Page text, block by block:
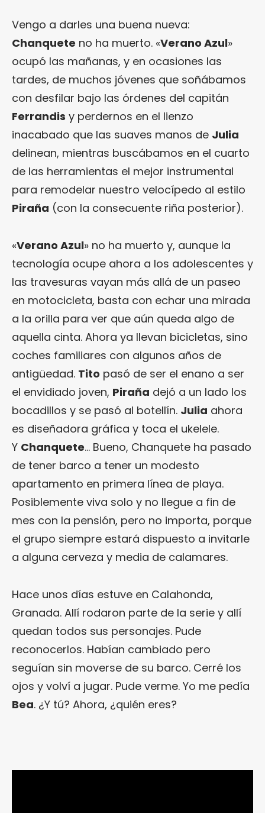
Vengo a darles una buena nueva:
Chanquete no ha muerto. «Verano Azul»
ocupó las mañanas, y en ocasiones las
tardes, de muchos jóvenes que soñábamos
con desfilar bajo las órdenes del capitán
Ferrandis y perdernos en el lienzo
inacabado que las suaves manos de Julia
delinean, mientras buscábamos en el cuarto
de las herramientas el mejor instrumental
para remodelar nuestro velocípedo al estilo
Piraña (con la consecuente riña posterior).
«Verano Azul» no ha muerto y, aunque la
tecnología ocupe ahora a los adolescentes y
las travesuras vayan más allá de un paseo
en motocicleta, basta con echar una mirada
a la orilla para ver que aún queda algo de
aquella cinta. Ahora ya llevan bicicletas, sino
coches familiares con algunos años de
antigüedad. Tito pasó de ser el enano a ser
el envidiado joven, Piraña dejó a un lado los
bocadillos y se pasó al botellín. Julia ahora
es diseñadora gráfica y toca el ukelele.
Y Chanquete… Bueno, Chanquete ha pasado
de tener barco a tener un modesto
apartamento en primera línea de playa.
Posiblemente viva solo y no llegue a fin de
mes con la pensión, pero no importa, porque
el grupo siempre estará dispuesto a invitarle
a alguna cerveza y media de calamares.
Hace unos días estuve en Calahonda,
Granada. Allí rodaron parte de la serie y allí
quedan todos sus personajes. Pude
reconocerlos. Habían cambiado pero
seguían sin moverse de su barco. Cerré los
ojos y volví a jugar. Pude verme. Yo me pedía
Bea. ¿Y tú? Ahora, ¿quién eres?